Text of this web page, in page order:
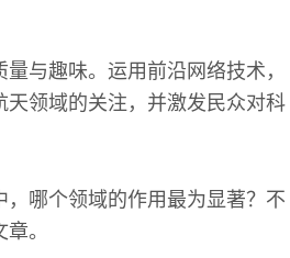
与趣味。运用前沿网络技术，
领域的关注，并激发民众对科
哪个领域的作用最为显著？不
。